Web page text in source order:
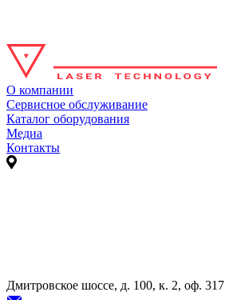
О компании
Сервисное обслуживание
Каталог оборудования
Медиа
Контакты
Дмитровское шоссе, д. 100, к. 2, оф. 317